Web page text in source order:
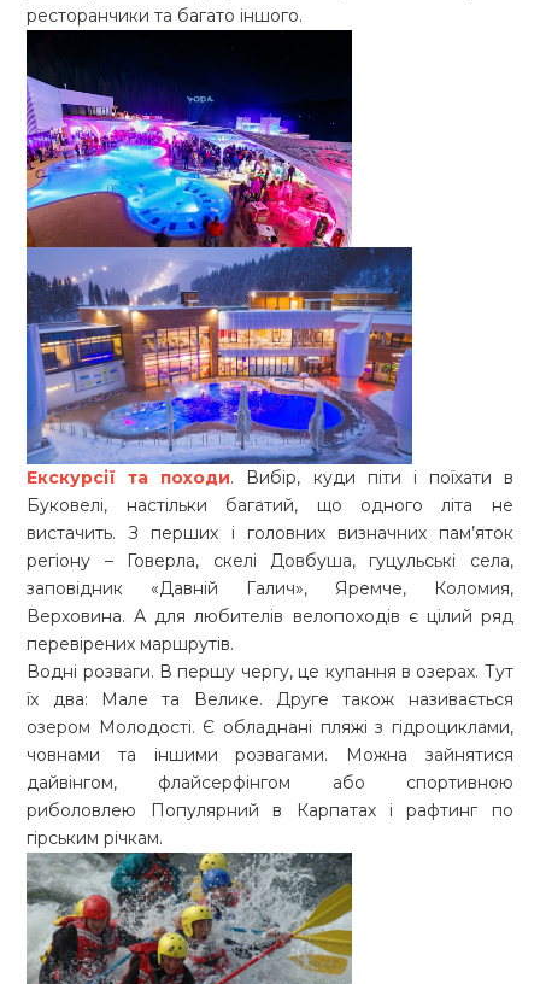
ресторанчики та багато іншого.
Екскурсії та походи. Вибір, куди піти і поїхати в
Буковелі, настільки багатий, що одного літа не
вистачить. З перших і головних визначних пам’яток
регіону – Говерла, скелі Довбуша, гуцульські села,
заповідник «Давній Галич», Яремче, Коломия,
Верховина. А для любителів велопоходів є цілий ряд
перевірених маршрутів.
Водні розваги. В першу чергу, це купання в озерах. Тут
їх два: Мале та Велике. Друге також називається
озером Молодості. Є обладнані пляжі з гідроциклами,
човнами та іншими розвагами. Можна зайнятися
дайвінгом, флайсерфінгом або спортивною
риболовлею Популярний в Карпатах і рафтинг по
гірським річкам.